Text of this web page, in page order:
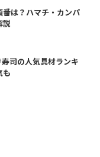
は？ハマチ・カンパ
説
司の人気具材ランキ
も